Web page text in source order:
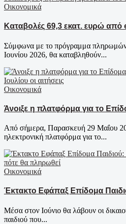
Οικονομικά
Καταβολές 69,3 εκατ. ευρώ
Σύμφωνα με το πρόγραμμα πληρωμών
Ιουνίου 2026, θα καταβληθούν...
Οικονομικά
Άνοιξε η πλατφόρμα για το
Από σήμερα, Παρασκευή 29 Μαΐου
ηλεκτρονική πλατφόρμα για το...
Οικονομικά
Έκτακτο Εφάπαξ Επίδομα
Μέσα στον Ιούνιο θα λάβουν οι
παιδιού που...